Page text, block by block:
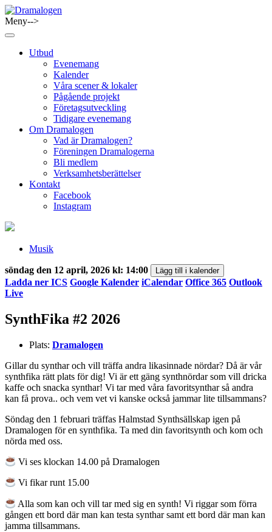
Skip
to
content
Meny-->
Utbud
Evenemang
Kalender
Våra scener & lokaler
Pågående projekt
Företagsutveckling
Tidigare evenemang
Om Dramalogen
Vad är Dramalogen?
Föreningen Dramalogerna
Bli medlem
Verksamhetsberättelser
Kontakt
Facebook
Instagram
Musik
söndag den 12 april, 2026 kl: 14:00 Lägg till i kalender
Ladda ner ICS Google Kalender iCalendar Office 365 Outlook
Live
SynthFika #2 2026
Plats: Dramalogen
Gillar du synthar och vill träffa andra likasinnade nördar? Då är vår
synthfika rätt plats för dig! Vi är ett gäng synthnördar som vill dricka
kaffe och snacka synthar! Vi tar med våra favoritsynthar så andra
kan få prova.. och vem vet vi kanske också jammar lite tillsammans?
Söndag den 1 februari träffas Halmstad Synthsällskap igen på
Dramalogen för en synthfika. Ta med din favoritsynth och kom och
nörda med oss.
Vi ses klockan 14.00 på Dramalogen
Vi fikar runt 15.00
Alla som kan och vill tar med sig en synth! Vi riggar som förra
gången ett bord där man kan testa synthar samt ett bord där man kan
jamma tillsammans.